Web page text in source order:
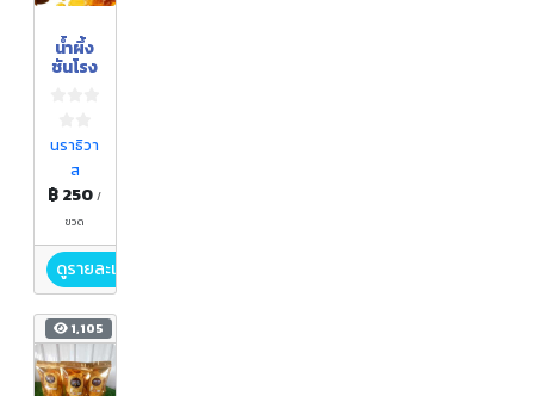
น้ำผึ้ง
ชันโรง
นราธิวา
ส
฿ 250/
ขวด
ดูรายละเอียด
1,105